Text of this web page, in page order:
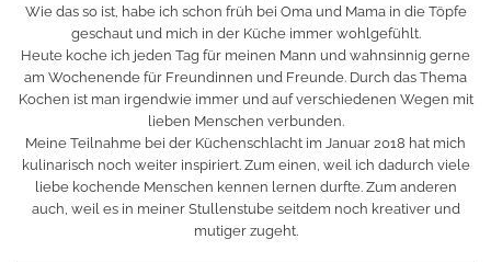
Wie das so ist, habe ich schon früh bei Oma und Mama in die Töpfe
geschaut und mich in der Küche immer wohlgefühlt.
Heute koche ich jeden Tag für meinen Mann und wahnsinnig gerne
am Wochenende für Freundinnen und Freunde. Durch das Thema
Kochen ist man irgendwie immer und auf verschiedenen Wegen mit
lieben Menschen verbunden.
Meine Teilnahme bei der Küchenschlacht im Januar 2018 hat mich
kulinarisch noch weiter inspiriert. Zum einen, weil ich dadurch viele
liebe kochende Menschen kennen lernen durfte. Zum anderen
auch, weil es in meiner Stullenstube seitdem noch kreativer und
mutiger zugeht.